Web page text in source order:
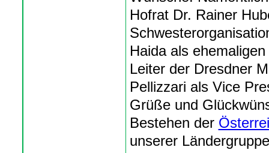
Hofrat Dr. Rainer
Haida als
Leiter der Dresdner
Pellizzari als Vice
Grüße und
Bestehen der
unserer